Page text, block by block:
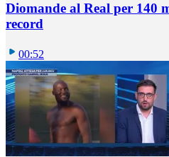
Diomande al Real per 140
record
00:52